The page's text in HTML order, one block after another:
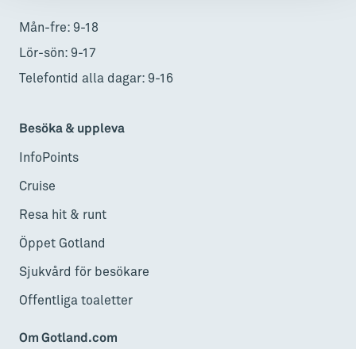
Mån-fre: 9-18
Lör-sön: 9-17
Telefontid alla dagar: 9-16
Besöka & uppleva
InfoPoints
Cruise
Resa hit & runt
Öppet Gotland
Sjukvård för besökare
Offentliga toaletter
Om Gotland.com